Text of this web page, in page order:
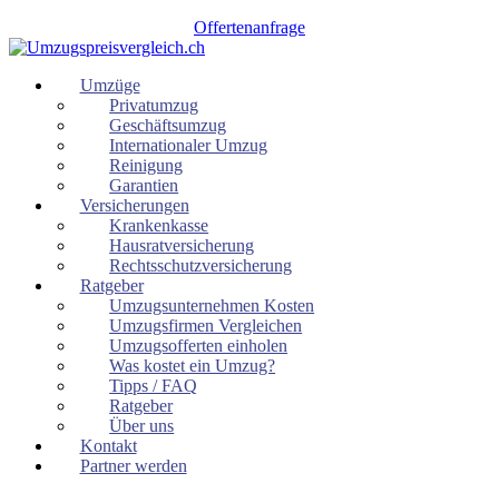
Offertenanfrage
Umzüge
Privatumzug
Geschäftsumzug
Internationaler Umzug
Reinigung
Garantien
Versicherungen
Krankenkasse
Hausratversicherung
Rechtsschutzversicherung
Ratgeber
Umzugsunternehmen Kosten
Umzugsfirmen Vergleichen
Umzugsofferten einholen
Was kostet ein Umzug?
Tipps / FAQ
Ratgeber
Über uns
Kontakt
Partner werden